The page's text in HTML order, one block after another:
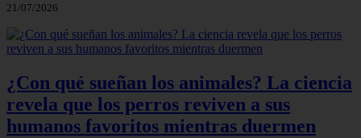
21/07/2026
¿Con qué sueñan los animales? La ciencia
revela que los perros reviven a sus
humanos favoritos mientras duermen